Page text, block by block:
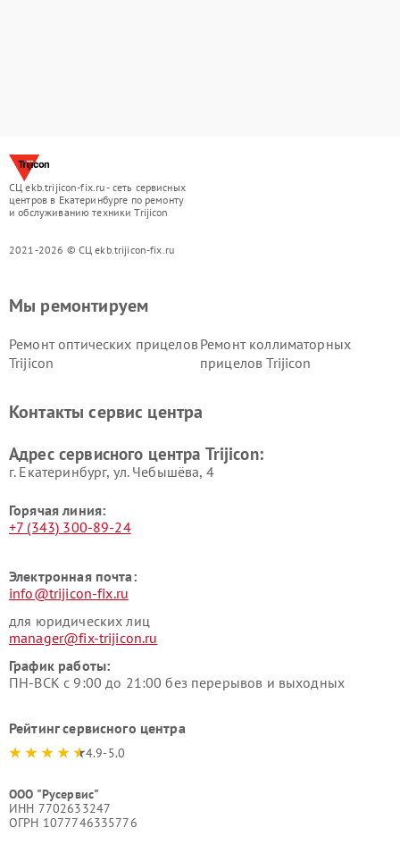
СЦ ekb.trijicon-fix.ru - сеть сервисных
центров в Екатеринбурге по ремонту
и обслуживанию техники Trijicon
2021-2026 © СЦ ekb.trijicon-fix.ru
Мы ремонтируем
Ремонт оптических прицелов
Trijicon
Ремонт коллиматорных
прицелов Trijicon
Контакты сервис центра
Адрес сервисного центра Trijicon:
г. Екатеринбург, ул. Чебышёва, 4
Горячая линия:
+7 (343) 300-89-24
Электронная почта:
info@trijicon-fix.ru
для юридических лиц
manager@fix-trijicon.ru
График работы:
ПН-ВСК с 9:00 до 21:00 без перерывов и выходных
Рейтинг сервисного центра
4.9-5.0
ООО "Русервис"
ИНН 7702633247
ОГРН 1077746335776